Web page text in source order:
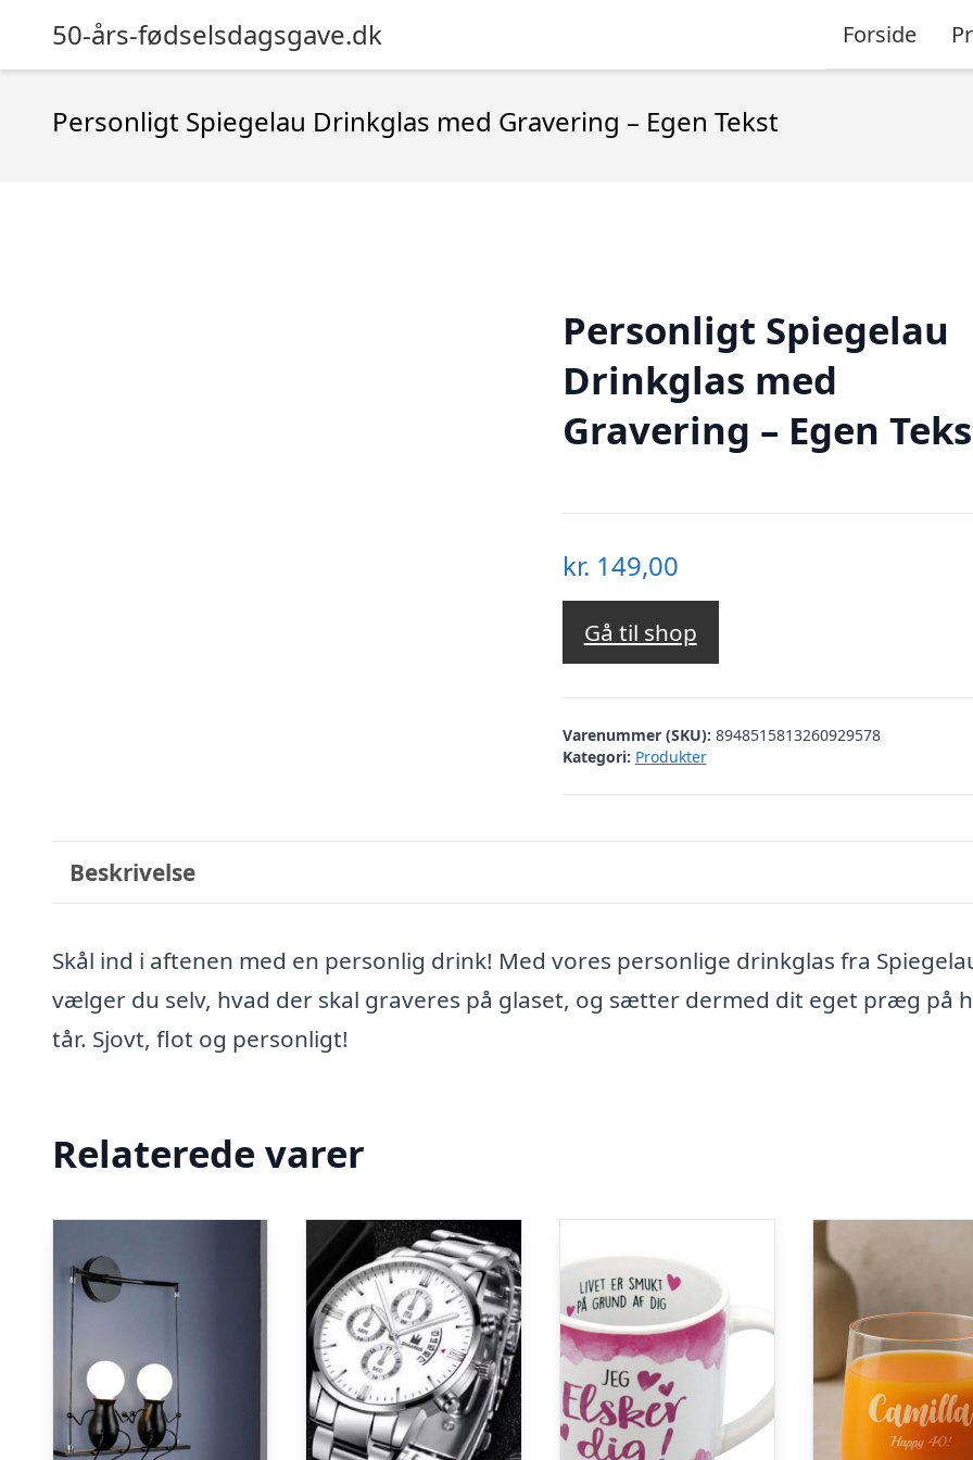
50-års-fødselsdagsgave.dk Forside
Personligt Spiegelau Drinkglas med Gravering – Egen Tekst
Personligt Spiegelau
Drinkglas med
Gravering – Egen
kr. 149,00
Gå til shop
Varenummer (SKU): 8948515813260929578
Kategori: Produkter
Beskrivelse
Skål ind i aftenen med en personlig drink! Med vores personlige drinkglas fra
vælger du selv, hvad der skal graveres på glaset, og sætter dermed dit eget præg på
tår. Sjovt, flot og personligt!
Relaterede varer